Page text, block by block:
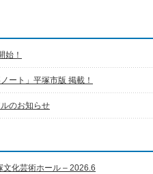
始！
ート」平塚市版 掲載！
のお知らせ
文化芸術ホール – 2026.6